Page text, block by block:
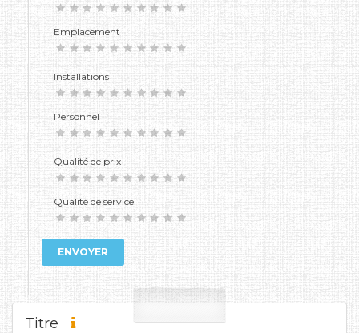
Emplacement
Installations
Personnel
Qualité de prix
Qualité de service
ENVOYER
Titre